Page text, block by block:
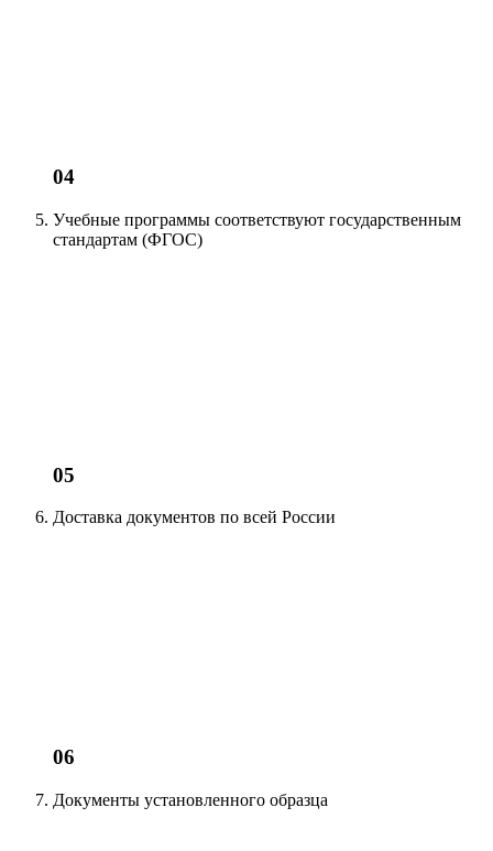
04
Учебные программы соответствуют государственным
стандартам (ФГОС)
05
Доставка документов по всей России
06
Документы установленного образца